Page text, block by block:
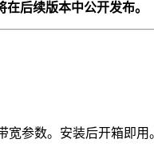
后续版本中公开发布。
宽参数。安装后开箱即用